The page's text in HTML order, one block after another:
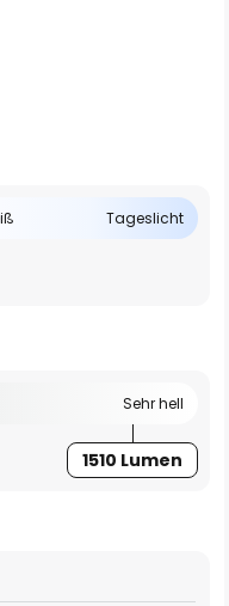
Tageslicht
Sehr hell
1510 Lumen